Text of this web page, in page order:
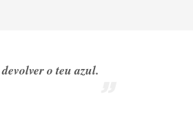
o teu azul.